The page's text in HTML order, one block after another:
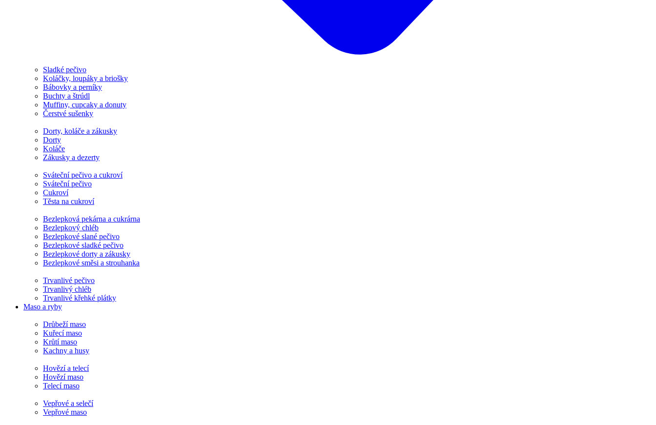
Sladké pečivo
Koláčky, loupáky a briošky
Bábovky a perníky
Buchty a štrúdl
Muffiny, cupcaky a donuty
Čerstvé sušenky
Dorty, koláče a zákusky
Dorty
Koláče
Zákusky a dezerty
Sváteční pečivo a cukroví
Sváteční pečivo
Cukroví
Těsta na cukroví
Bezlepková pekárna a cukrárna
Bezlepkový chléb
Bezlepkové slané pečivo
Bezlepkové sladké pečivo
Bezlepkové dorty a zákusky
Bezlepkové směsi a strouhanka
Trvanlivé pečivo
Trvanlivý chléb
Trvanlivé křehké plátky
Maso a ryby
Drůbeží maso
Kuřecí maso
Krůtí maso
Kachny a husy
Hovězí a telecí
Hovězí maso
Telecí maso
Vepřové a selečí
Vepřové maso